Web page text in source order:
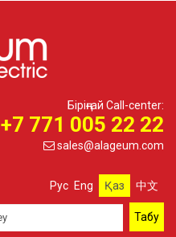
Біріңғай Call-center:
+7 771 005 22 22
sales@alageum.com
Рус Eng Қаз 中文